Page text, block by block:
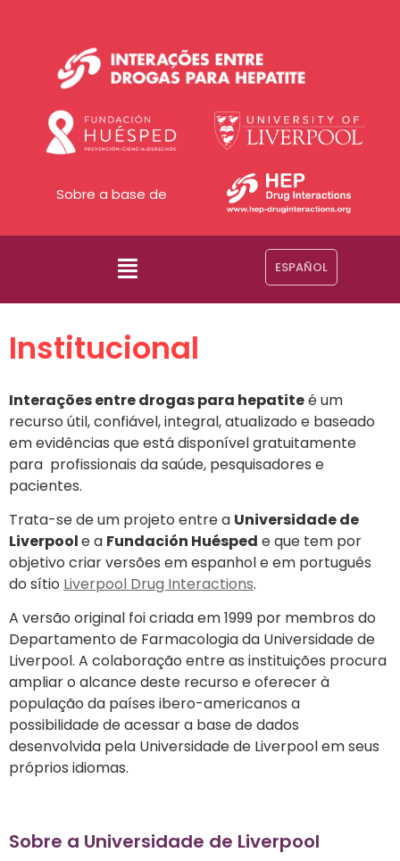
Sobre a base de
ESPAÑOL
Institucional
Interações entre drogas para hepatiteé um
recurso útil, confiável, integral, atualizado e baseado
em evidências que está disponível gratuitamente
para profissionais da saúde, pesquisadores e
pacientes.
Trata-se de um projeto entre a Universidade de
Liverpoole a Fundación Huésped e que tem por
objetivo criar versões em espanhol e em português
do sítio Liverpool Drug Interactions.
A versão original foi criada em 1999 por membros do
Departamento de Farmacologia da Universidade de
Liverpool. A colaboração entre as instituições procura
ampliar o alcance deste recurso e oferecer à
população da países ibero-americanos a
possibilidade de acessar a base de dados
desenvolvida pela Universidade de Liverpool em seus
próprios idiomas.
Sobre a Universidade de Liverpool